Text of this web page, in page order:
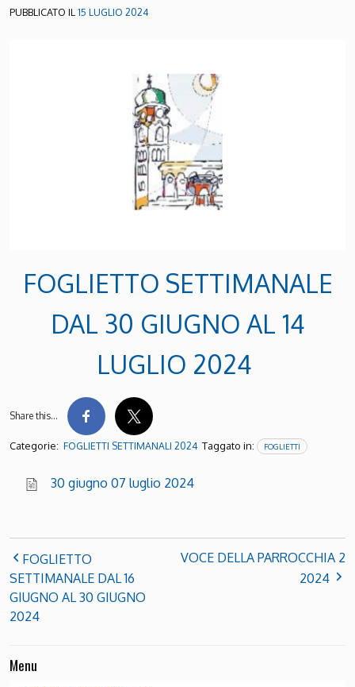
PUBBLICATO IL15 LUGLIO 2024
FOGLIETTO SETTIMANALE
DAL 30 GIUGNO AL 14
LUGLIO 2024
Share this…
Categorie: FOGLIETTI SETTIMANALI 2024 Taggato in: FOGLIETTI
30 giugno 07 luglio 2024
FOGLIETTO
SETTIMANALE DAL 16
GIUGNO AL 30 GIUGNO
2024
VOCE DELLA PARROCCHIA 2
2024
Menu